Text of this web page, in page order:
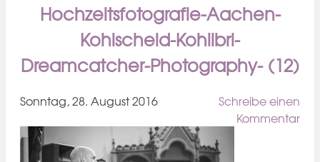
Hochzeitsfotografie-Aachen-
Kohlscheid-Kohlibri-
Dreamcatcher-Photography- (12)
Sonntag, 28. August 2016
Schreibe einen
Kommentar